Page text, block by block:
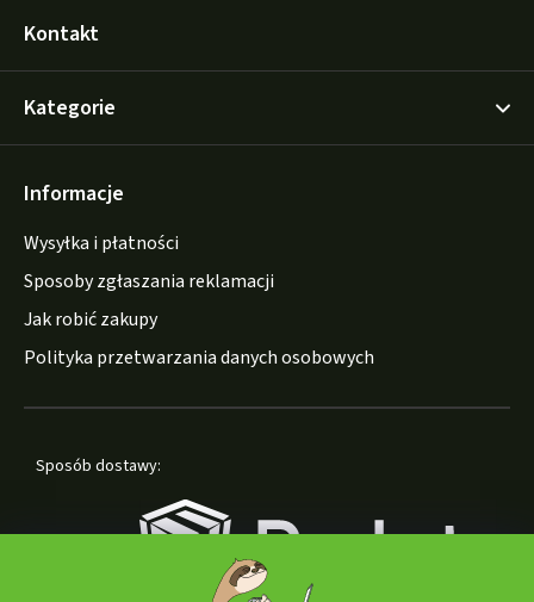
Kontakt
Kategorie
Informacje
Wysyłka i płatności
Sposoby zgłaszania reklamacji
Jak robić zakupy
Polityka przetwarzania danych osobowych
Sposób dostawy: